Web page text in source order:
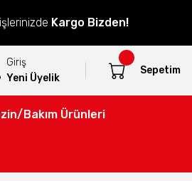
Kargo Bizden!
Giriş
Yeni Üyelik
Sepetim
Bakım Ürünleri